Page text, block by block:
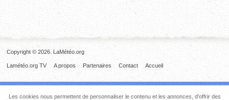
Copyright © 2026. LaMétéo.org
Accueil
Contact
Partenaires
A propos
Lamétéo.org TV
Les cookies nous permettent de personnaliser le contenu et les annonces, d'offrir des